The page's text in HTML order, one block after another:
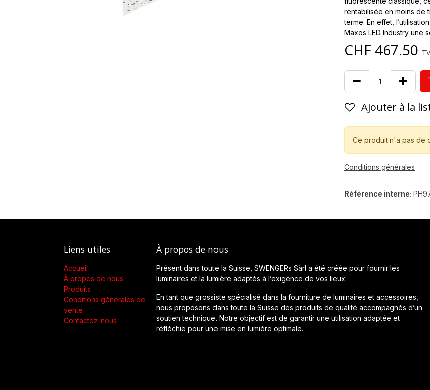
rentabilisée en moins de
terme. En effet,
Maxos LED Industry une
CHF 467.50
Ajouter à la
Ce produit n'a pas de
Conditions générales
Référence interne:
Liens utiles
Accueil
À propos de nous
Produits
Conditions générales de
vente
Contactez-nous
À propos de nous
Présent dans toute la Suisse, SWENGERs Sàrl a été créée pour fournir les
luminaires et la lumière adaptés à l’exigence de vos lieux.
En tant que grossiste spécialisé dans la fourniture de luminaires et accessoires,
nous proposons dans toute la Suisse des produits de qualité accompagnés d’un
soutien technique. Notre objectif est de garantir une utilisation adaptée et
réfléchie pour une mise en lumière optimale.